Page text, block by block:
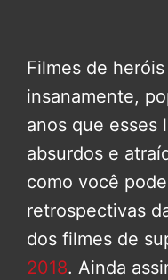
Filmes de
insanamente,
anos que esses
absurdos e
como você
retrospectivas
dos filmes de
2018. Ainda